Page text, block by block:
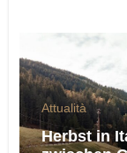
Attualità
Herbst in